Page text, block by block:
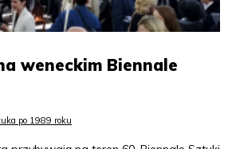
weneckim Biennale
po 1989 roku